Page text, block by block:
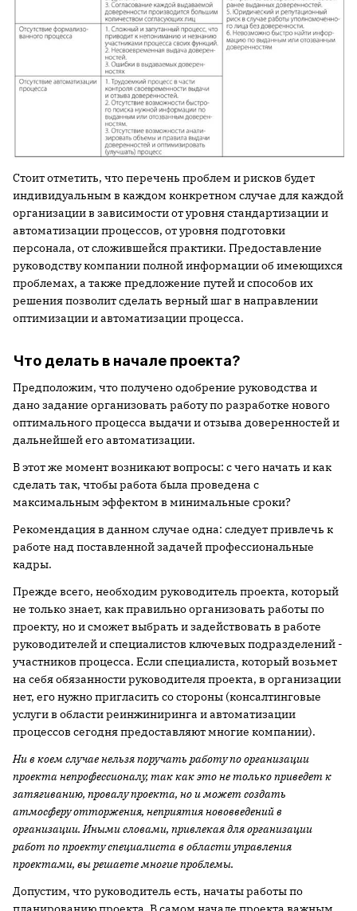
Стоит отметить, что перечень проблем и рисков будет
индивидуальным в каждом конкретном случае для каждой
организации в зависимости от уровня стандартизации и
автоматизации процессов, от уровня подготовки
персонала, от сложившейся практики. Предоставление
руководству компании полной информации об имеющихся
проблемах, а также предложение путей и способов их
решения позволит сделать верный шаг в направлении
оптимизации и автоматизации процесса.
Что делать в начале проекта?
Предположим, что получено одобрение руководства и
дано задание организовать работу по разработке нового
оптимального процесса выдачи и отзыва доверенностей и
дальнейшей его автоматизации.
В этот же момент возникают вопросы: с чего начать и как
сделать так, чтобы работа была проведена с
максимальным эффектом в минимальные сроки?
Рекомендация в данном случае одна: следует привлечь к
работе над поставленной задачей профессиональные
кадры.
Прежде всего, необходим руководитель проекта, который
не только знает, как правильно организовать работы по
проекту, но и сможет выбрать и задействовать в работе
руководителей и специалистов ключевых подразделений -
участников процесса. Если специалиста, который возьмет
на себя обязанности руководителя проекта, в организации
нет, его нужно пригласить со стороны (консалтинговые
услуги в области реинжиниринга и автоматизации
процессов сегодня предоставляют многие компании).
Ни в коем случае нельзя поручать работу по организации
проекта непрофессионалу, так как это не только приведет к
затягиванию, провалу проекта, но и может создать
атмосферу отторжения, неприятия нововведений в
организации. Иными словами, привлекая для организации
работ по проекту специалиста в области управления
проектами, вы ре­шаете многие проблемы.
Допустим, что руководитель есть, начаты работы по